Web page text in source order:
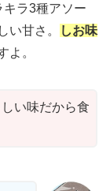
キラ3種アソー
い甘さ。
しお味
よ。
い味だから食